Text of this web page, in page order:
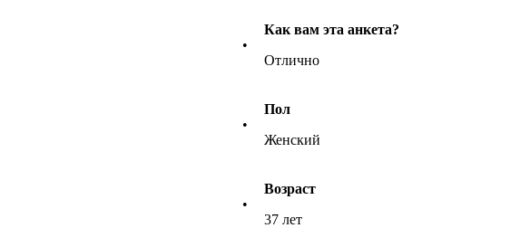
•
Как вам эта анкета?
Отлично
•
Пол
Женский
•
Возраст
37 лет